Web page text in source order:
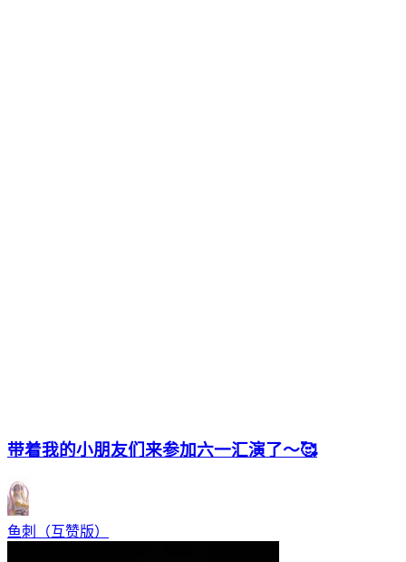
带着我的小朋友们来参加六一汇演了～🥰
鱼刺（互赞版）